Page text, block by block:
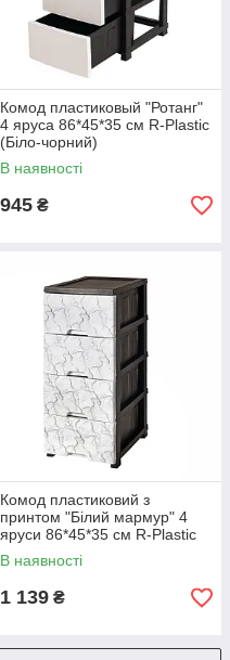
Комод пластиковый "Ротанг"
4 яруса 86*45*35 см R-Plastic
(Біло-чорний)
В наявності
945 ₴
Комод пластиковий з
принтом "Білий мармур" 4
яруси 86*45*35 см R-Plastic
В наявності
1 139 ₴